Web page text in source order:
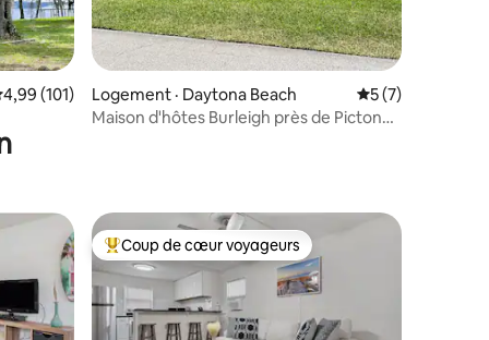
moyenne de 4,99 sur 5, 101 commentaires
4,99 (101)
Logement · Daytona Beach Note moyenne
5 (7)
Maison d'hôtes Burleigh près de Pictona-
Coup de cœur voyageurs parmi les plus aimés
Coup de cœur voyageurs